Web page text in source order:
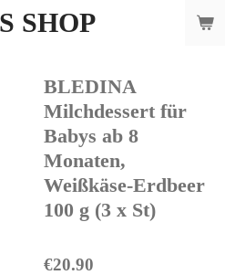
SHOP
BLEDINA
Milchdessert für
Babys ab 8
Monaten,
Weißkäse-Erdbeer
100 g (3 x St)
€20.90